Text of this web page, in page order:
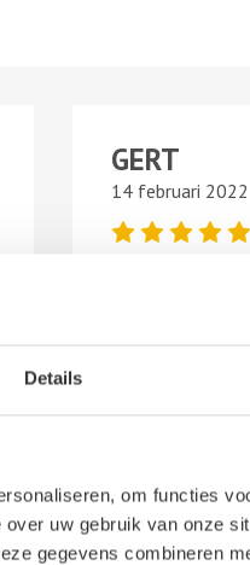
Details
om functies
uw gebruik van onze
gegevens combineren
GERT
14 februari 2022
Snel geholpen